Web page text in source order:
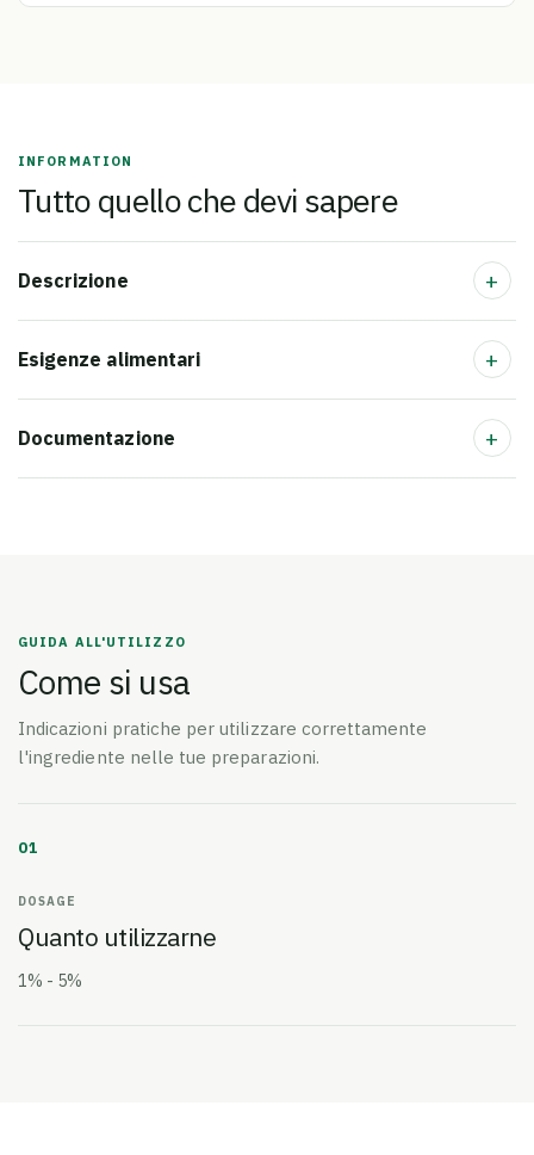
INFORMATION
Tutto quello che devi sapere
Descrizione +
Esigenze alimentari +
Documentazione +
GUIDA ALL'UTILIZZO
Come si usa
Indicazioni pratiche per utilizzare correttamente
l'ingrediente nelle tue preparazioni.
01
DOSAGE
Quanto utilizzarne
1% - 5%